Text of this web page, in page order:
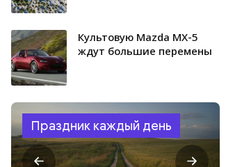
Культовую Mazda MX-5
ждут большие перемены
Праздник каждый день